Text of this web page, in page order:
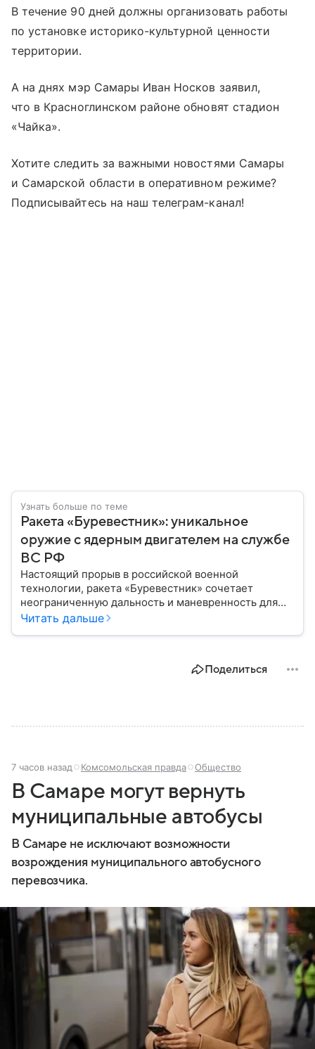
В течение 90 дней должны организовать работы
по установке историко-культурной ценности
территории.
А на днях мэр Самары Иван Носков заявил,
что в Красноглинском районе обновят стадион
«Чайка».
Хотите следить за важными новостями Самары
и Самарской области в оперативном режиме?
Подписывайтесь на наш телеграм-канал!
Узнать больше по теме
Ракета «Буревестник»: уникальное
оружие с ядерным двигателем на службе
ВС РФ
Настоящий прорыв в российской военной
технологии, ракета «Буревестник» сочетает
неограниченную дальность и маневренность для
обхода любых ПРО. Разработанная как ответ на
Читать дальше
Поделиться
7 часов назад Комсомольская правда Общество
В Самаре могут вернуть
муниципальные автобусы
В Самаре не исключают возможности
возрождения муниципального автобусного
перевозчика.